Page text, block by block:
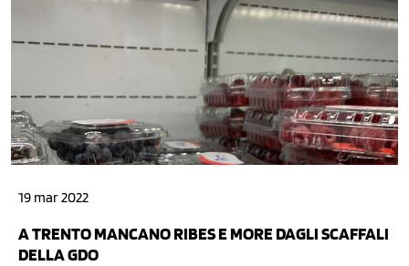
19 mar 2022
A TRENTO MANCANO RIBES E MORE DAGLI SCAFFALI
DELLA GDO